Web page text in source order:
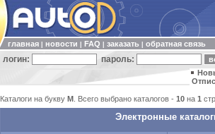
главная новости FAQ заказать обратная связь
логин: пароль:
Каталоги на букву M . Всего выбрано каталогов - 10 на 1
Электронные